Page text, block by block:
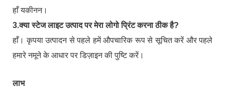
हाँ यकीनन।
3.क्या स्टेज लाइट उत्पाद पर मेरा लोगो प्रिंट करना ठीक है?
हाँ। कृपया उत्पादन से पहले हमें औपचारिक रूप से सूचित करें और पहले
हमारे नमूने के आधार पर डिज़ाइन की पुष्टि करें।
लाभ